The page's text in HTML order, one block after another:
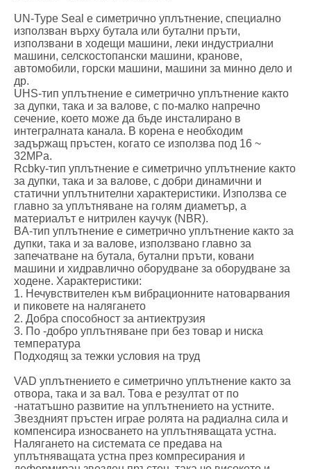
UN-Type Seal е симетрично уплътнение, специално
използван върху бутала или бутални пръти,
използвани в ходещи машини, леки индустриални
машини, селскостопански машини, кранове,
автомобили, горски машини, машини за минно дело и
др.
UHS-тип уплътнение е симетрично уплътнение както
за дупки, така и за валове, с по-малко напречно
сечение, което може да бъде инсталирано в
интегралната канала. В корена е необходим
задържащ пръстен, когато се използва под 16 ~
32MPa.
Rcbky-тип уплътнение е симетрично уплътнение както
за дупки, така и за валове, с добри динамични и
статични уплътнителни характеристики. Използва се
главно за уплътняване на голям диаметър, а
материалът е нитрилен каучук (NBR).
BA-тип уплътнение е симетрично уплътнение както за
дупки, така и за валове, използвано главно за
запечатване на бутала, бутални пръти, ковани
машини и хидравлично оборудване за оборудване за
ходене. Характеристики:
1. Нечувствителен към вибрационните натоварвания
и пиковете на налягането
2. Добра способност за антиектрузия
3. По -добро уплътняване при без товар и ниска
температура
Подходящ за тежки условия на труд
VAD уплътнението е симетрично уплътнение както за
отвора, така и за вал. Това е резултат от по
-нататъшно развитие на уплътнението на устните.
Звездният пръстен играе ролята на радиална сила и
компенсира износването на уплътняващата устна.
Налягането на системата се предава на
уплътняващата устна през компресирания и